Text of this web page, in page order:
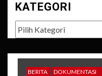
KATEGORI
Kategori
BERITA DOKUMENTASI